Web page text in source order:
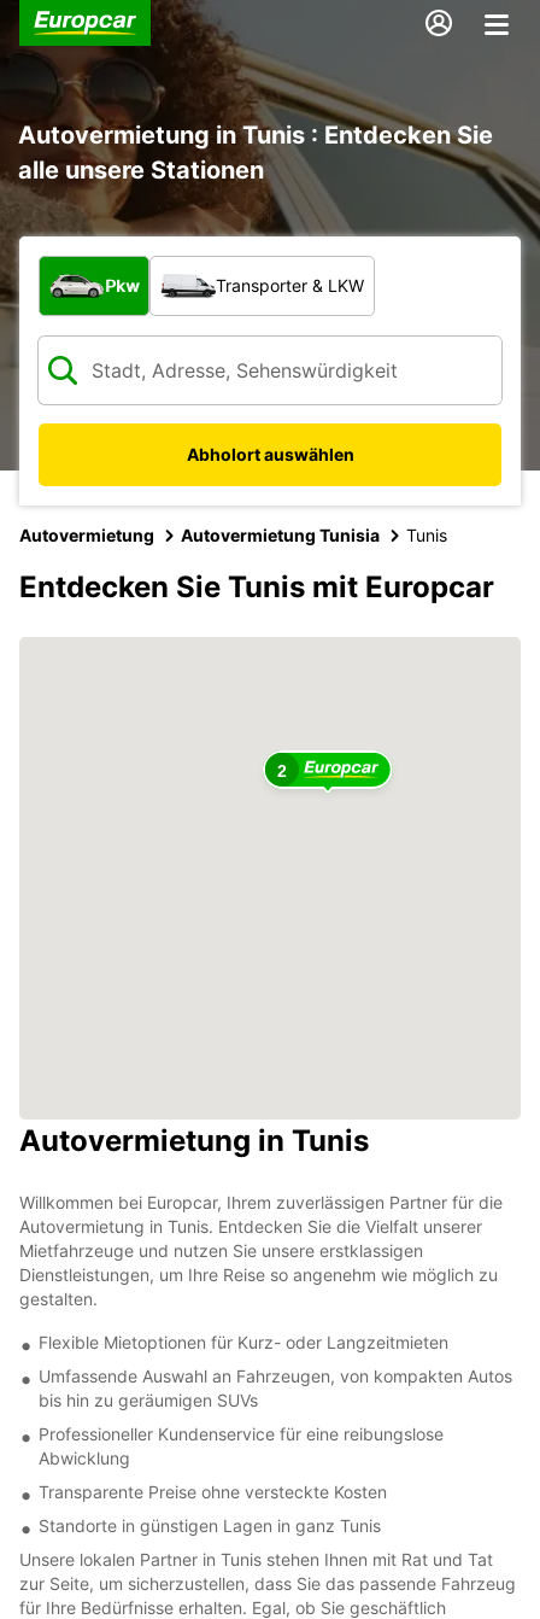
Autovermietung in Tunis : Entdecken Sie
alle unsere Stationen
Welche Art von Fahrzeug?
Pkw Transporter & LKW
Abholort auswählen
Autovermietung Autovermietung Tunisia Tunis
Entdecken Sie Tunis mit Europcar
2
Autovermietung in Tunis
Willkommen bei Europcar, Ihrem zuverlässigen Partner für die
Autovermietung in Tunis. Entdecken Sie die Vielfalt unserer
Mietfahrzeuge und nutzen Sie unsere erstklassigen
Dienstleistungen, um Ihre Reise so angenehm wie möglich zu
gestalten.
Flexible Mietoptionen für Kurz- oder Langzeitmieten
Umfassende Auswahl an Fahrzeugen, von kompakten Autos
bis hin zu geräumigen SUVs
Professioneller Kundenservice für eine reibungslose
Abwicklung
Transparente Preise ohne versteckte Kosten
Standorte in günstigen Lagen in ganz Tunis
Unsere lokalen Partner in Tunis stehen Ihnen mit Rat und Tat
zur Seite, um sicherzustellen, dass Sie das passende Fahrzeug
für Ihre Bedürfnisse erhalten. Egal, ob Sie geschäftlich